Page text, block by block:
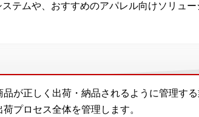
テムや、おすすめのアパレル向けソリュー
が正しく出荷・納品されるように管理す
プロセス全体を管理します。